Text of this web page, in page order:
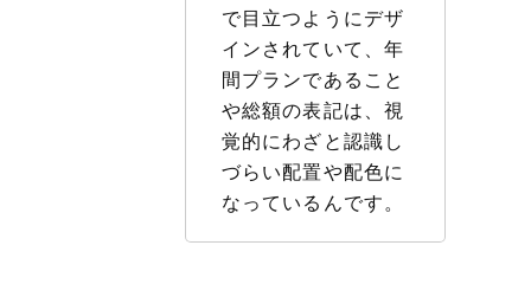
で目立つようにデザ
インされていて、年
間プランであること
や総額の表記は、視
覚的にわざと認識し
づらい配置や配色に
なっているんです。